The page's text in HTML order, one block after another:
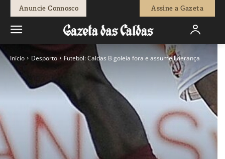
Anuncie Connosco Assine a Gazeta
Início Desporto Futebol: Caldas B goleia fora e assume liderança